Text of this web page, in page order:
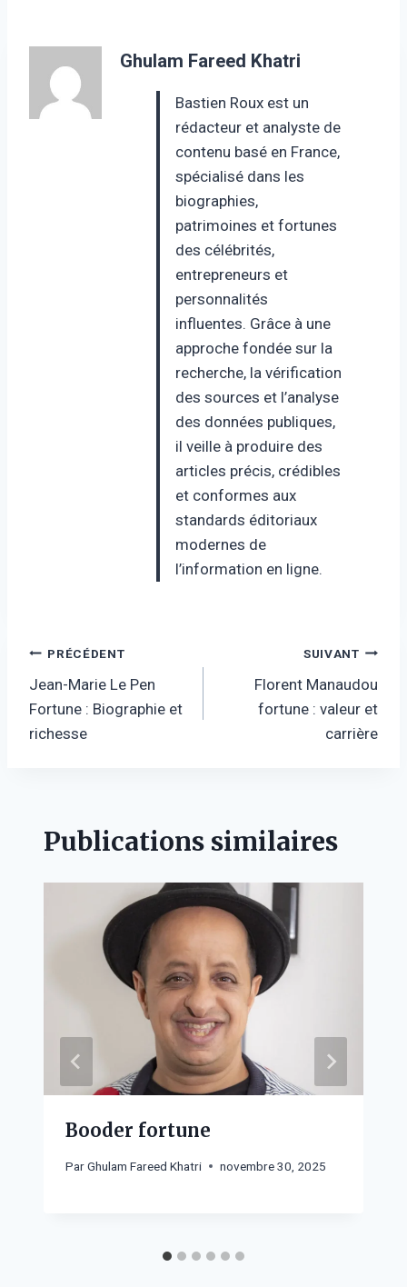
Ghulam Fareed Khatri
Bastien Roux est un
rédacteur et analyste de
contenu basé en France,
spécialisé dans les
biographies,
patrimoines et fortunes
des célébrités,
entrepreneurs et
personnalités
influentes. Grâce à une
approche fondée sur la
recherche, la vérification
des sources et l’analyse
des données publiques,
il veille à produire des
articles précis, crédibles
et conformes aux
standards éditoriaux
modernes de
l’information en ligne.
Navigation
de
l’article
PRÉCÉDENT
Jean-Marie Le Pen
Fortune : Biographie et
richesse
SUIVANT
Florent Manaudou
fortune : valeur et
carrière
Publications similaires
Booder fortune
ParGhulam Fareed Khatri novembre 30, 2025